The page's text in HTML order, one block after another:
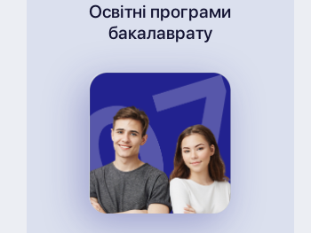
Освітні програми
бакалаврату